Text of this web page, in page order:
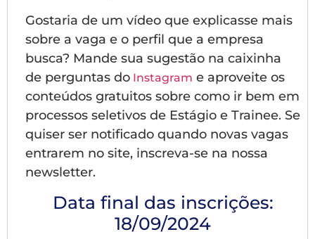
Gostaria de um vídeo que explicasse mais
sobre a vaga e o perfil que a empresa
busca? Mande sua sugestão na caixinha
de perguntas do Instagram e aproveite os
conteúdos gratuitos sobre como ir bem em
processos seletivos de Estágio e Trainee. Se
quiser ser notificado quando novas vagas
entrarem no site, inscreva-se na nossa
newsletter.
Data final das inscrições:
18/09/2024